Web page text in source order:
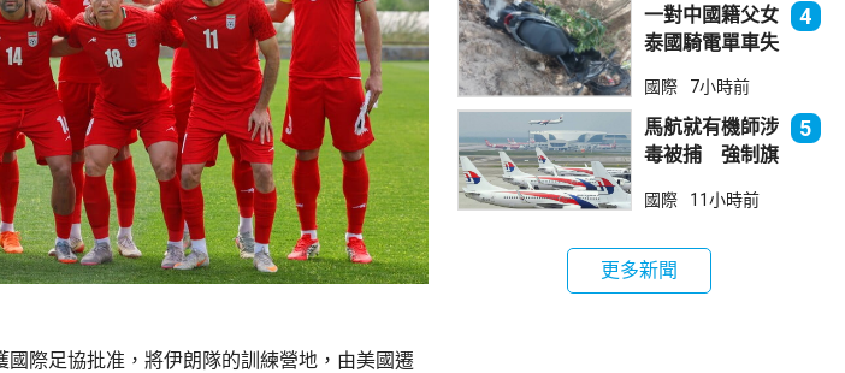
際足協批准，將伊朗隊的訓練營地，由美國遷
你」
一對中國籍父女
泰國騎電單車失
傷
4
國際 7小時前
馬航就有機師涉
毒被捕 強制旗
毒品檢測
5
國際 11小時前
更多新聞